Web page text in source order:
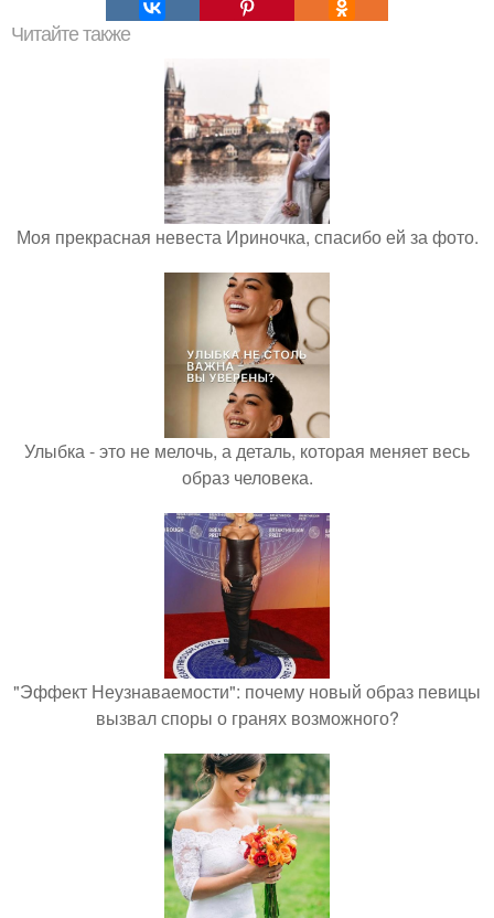
Читайте также
Моя прекрасная невеста Ириночка, спасибо ей за фото.
Улыбка - это не мелочь, а деталь, которая меняет весь
образ человека.
"Эффект Неузнаваемости": почему новый образ певицы
вызвал споры о гранях возможного?